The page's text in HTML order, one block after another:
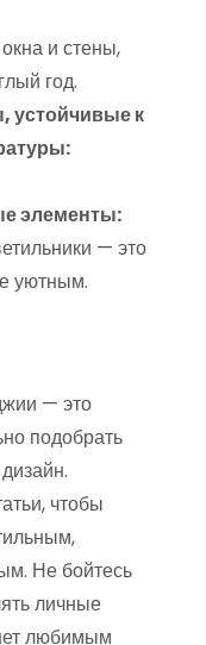
и стены,
год.
устойчивые к
элементы:
— это
уютным.
— это
подобрать
чтобы
Не бойтесь
личные
любимым